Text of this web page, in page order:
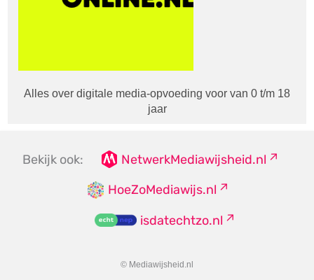
Alles over digitale media-opvoeding voor van 0 t/m 18
jaar
Bekijk ook:
NetwerkMediawijsheid.nl
HoeZoMediawijs.nl
isdatechtzo.nl
© Mediawijsheid.nl